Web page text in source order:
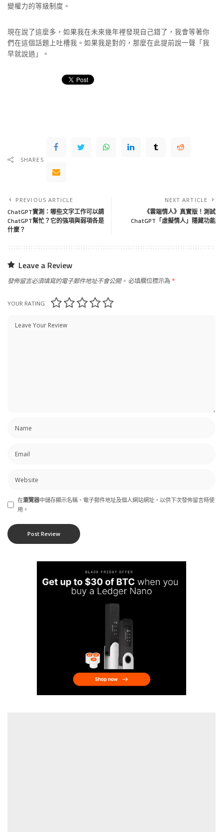
變權力的等級制度。
現在說了這麼多，如果我在未來幾年裡發現自己錯了，我會等著你
們在這個話題上吐槽我。如果我是對的，那麼在此提前說一聲「我
早就說過」。
SHARES
PREVIOUS ARTICLE
ChatGPT實測：哪些文字工作可以請
ChatGPT幫忙？它的強項與弱項各是
什麼？
NEXT ARTICLE
《雲端情人》真實版！測試
ChatGPT「虛擬情人」隱藏功能
Leave a Review
發佈留言必須填寫的電子郵件地址不會公開。 必填欄位標示為*
YOUR RATING
在瀏覽器中儲存顯示名稱、電子郵件地址及個人網站網址，以供下次發佈留言時使
用。